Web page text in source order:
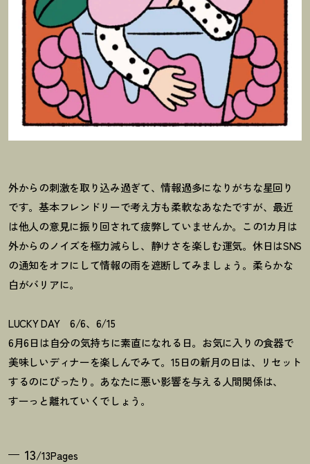
外からの刺激を取り込み過ぎて、情報過多になりがちな星回り
です。基本フレンドリーで考え方も柔軟なあなたですが、最近
は他人の意見に振り回されて疲弊していませんか。この1カ月は
外からのノイズを極力減らし、静けさを楽しむ運気。休日はSNS
の通知をオフにして情報の雨を遮断してみましょう。柔らかな
白がバリアに。
LUCKY DAY 6/6、6/15
6月6日は自分の気持ちに素直になれる日。お気に入りの食器で
美味しいディナーを楽しんでみて。15日の新月の日は、リセット
するのにぴったり。あなたに悪い影響を与える人間関係は、
すーっと離れていくでしょう。
13/13Pages